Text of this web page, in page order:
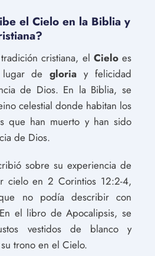
el Cielo en la Biblia y
cristiana, el Cieloes
lugar degloria y felicidad
de Dios. En la Biblia, se
celestial donde habitan los
que han muerto y han sido
de Dios.
sobre su experiencia de
cielo en 2 Corintios 12:2-4,
no podía describir con
el libro de Apocalipsis, se
vestidos de blanco y
trono en el Cielo.